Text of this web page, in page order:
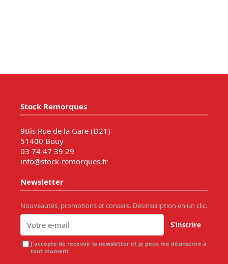
Stock Remorques
9Bis Rue de la Gare (D21)
51400 Bouy
03 74 47 39 29
info@stock-remorques.fr
Newsletter
Nouveautés, promotions et conseils. Désinscription en un clic.
S'inscrire
J'accepte de recevoir la newsletter et je peux me désinscrire à
tout moment.